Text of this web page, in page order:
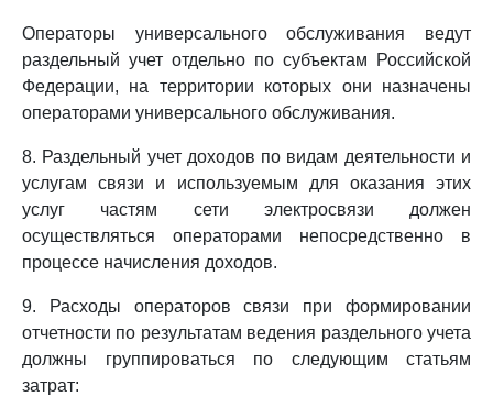
Операторы универсального обслуживания ведут
раздельный учет отдельно по субъектам Российской
Федерации, на территории которых они назначены
операторами универсального обслуживания.
8. Раздельный учет доходов по видам деятельности и
услугам связи и используемым для оказания этих
услуг частям сети электросвязи должен
осуществляться операторами непосредственно в
процессе начисления доходов.
9. Расходы операторов связи при формировании
отчетности по результатам ведения раздельного учета
должны группироваться по следующим статьям
затрат: